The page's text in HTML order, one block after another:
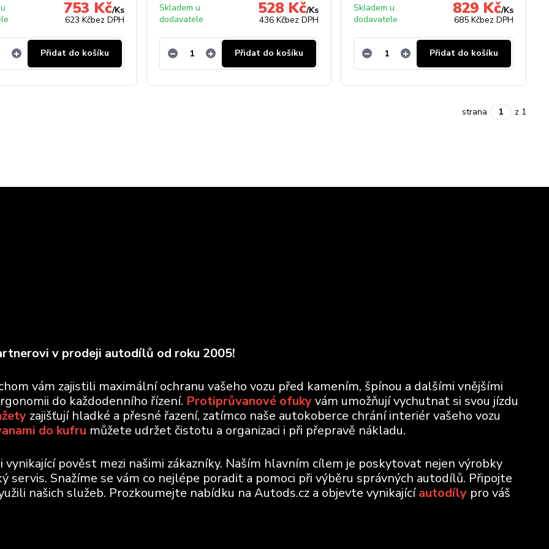
753 Kč/Ks
623 Kčbez DPH
Přidat do košíku
528 Kč/Ks
436 Kčbez DPH
Skladem u
dodavatele
Přidat do košíku
829 Kč/Ks
685 Kčbez DPH
Skladem u
dodavatele
Přidat do košíku
strana z 1
v prodeji autodílů od roku 2005!
vám zajistili maximální ochranu vašeho vozu před kamením, špínou a dalšími vnějšími
do každodenního řízení. Protiprůvanové ofukyvám umožňují vychutnat si svou jízdu
zajišťují hladké a přesné řazení, zatímco naše autokoberce chrání interiér vašeho vozu
do kufru můžete udržet čistotu a organizaci i při přepravě nákladu.
pověst mezi našimi zákazníky. Naším hlavním cílem je poskytovat nejen výrobky
servis. Snažíme se vám co nejlépe poradit a pomoci při výběru správných autodílů. Připojte
našich služeb. Prozkoumejte nabídku na Autods.cz a objevte vynikajícíautodíly pro váš